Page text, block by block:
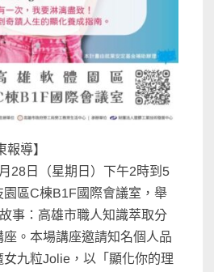
報導】
28日（星期日）下午2時到5
園區C棟B1F國際會議室，舉
事：高雄市職人知識萃取分
。本場講座邀請知名個人品
九粒Jolie，以「顯化你的理